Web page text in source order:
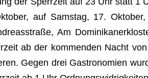
auf Sams­tag, 17.
Am
ab der kom­men­den Nacht
Gegen drei Gas­tro­no­mien